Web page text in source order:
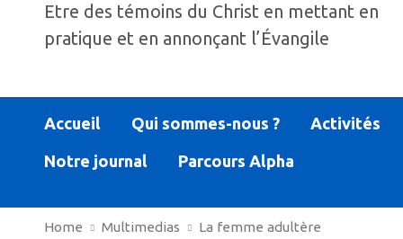
Etre des témoins du Christ en mettant en
pratique et en annonçant l’Évangile
Accueil Qui sommes-nous ? Activités
Notre journal Parcours Alpha
Home Multimedias La femme adultère